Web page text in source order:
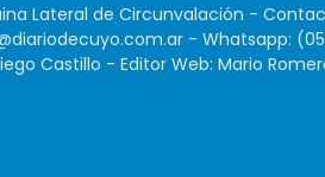
Lateral de Circunvalación -
- Whatsapp:
Castillo - Editor Web: Mario